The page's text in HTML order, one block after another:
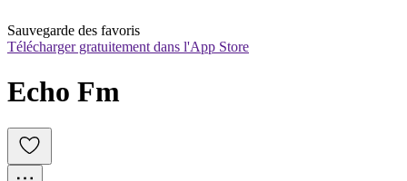
Sauvegarde des favoris
Télécharger gratuitement dans l'App Store
Echo Fm